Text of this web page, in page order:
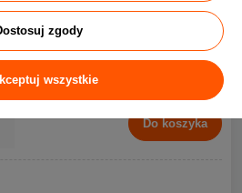
32,40 zł
Cena regularna:36,00 zł
Najniższa cena z 30 dni
przed obniżką:
Do koszyka
zgody
wszystkie